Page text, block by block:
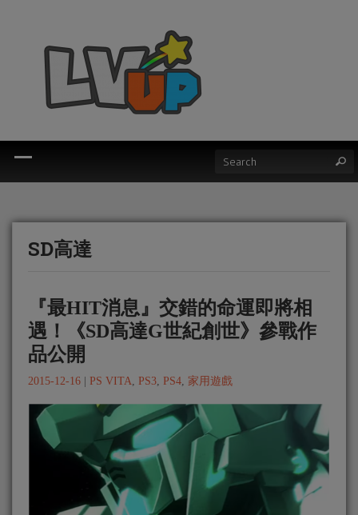
SD高達
『最HIT消息』交錯的命運即將相
遇！《SD高達G世紀創世》參戰作
品公開
2015-12-16 PS VITA, PS3, PS4, 家用遊戲